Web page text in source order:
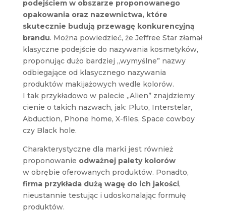
podejściem w obszarze proponowanego
opakowania oraz nazewnictwa, które
skutecznie budują przewagę konkurencyjną
brandu. Można powiedzieć, że Jeffree Star złamał
klasyczne podejście do nazywania kosmetyków,
proponując dużo bardziej „wymyślne” nazwy
odbiegające od klasycznego nazywania
produktów makijażowych wedle kolorów.
I tak przykładowo w palecie „Alien” znajdziemy
cienie o takich nazwach, jak: Pluto, Interstelar,
Abduction, Phone home, X-files, Space cowboy
czy Black hole.
Charakterystyczne dla marki jest również
proponowanie odważnej palety kolorów
w obrębie oferowanych produktów. Ponadto,
firma przykłada dużą wagę do ich jakości,
nieustannie testując i udoskonalając formułę
produktów.